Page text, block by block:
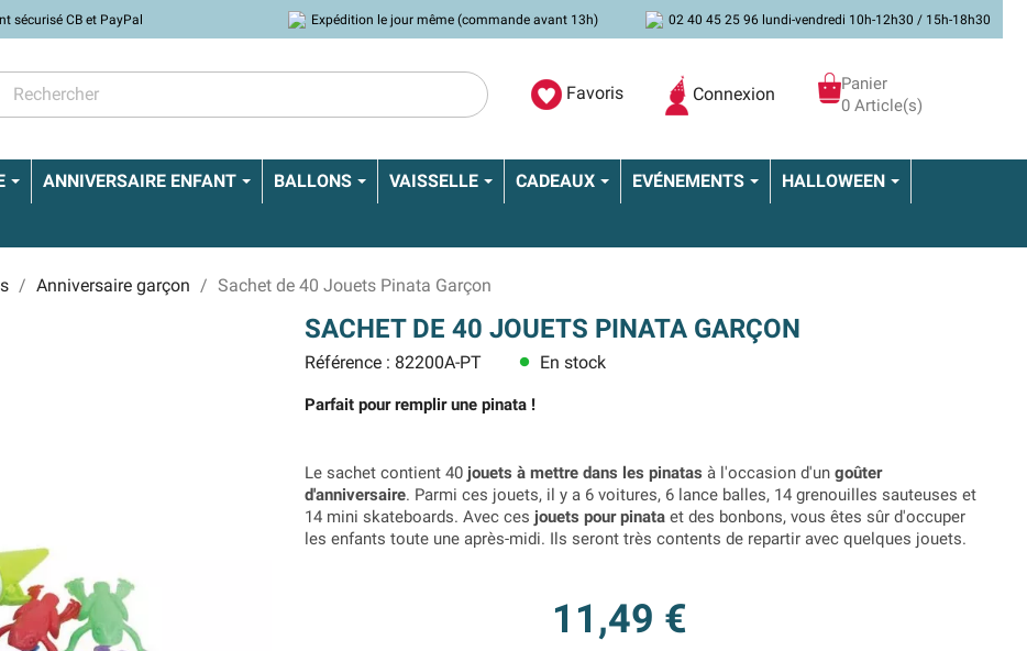
sécurisé CB et PayPal Expédition le jour même (commande avant 13h) 02 40 45 25 96 lundi-vendredi 10h-12h30 / 15h-18h30
Favoris Connexion
Panier
0 Article(s)
ANNIVERSAIRE ENFANT BALLONS VAISSELLE CADEAUX EVÉNEMENTS HALLOWEEN
Anniversaire garçon Sachet de 40 Jouets Pinata Garçon
SACHET DE 40 JOUETS PINATA GARÇON
Référence : 82200A-PT lens En stock
Parfait pour remplir une pinata !
Le sachet contient 40 jouets à mettre dans les pinatas à l'occasion d'un goûter
d'anniversaire. Parmi ces jouets, il y a 6 voitures, 6 lance balles, 14 grenouilles sauteuses et
14 mini skateboards. Avec ces jouets pour pinata et des bonbons, vous êtes sûr d'occuper
les enfants toute une après-midi. Ils seront très contents de repartir avec quelques jouets.
11,49 €